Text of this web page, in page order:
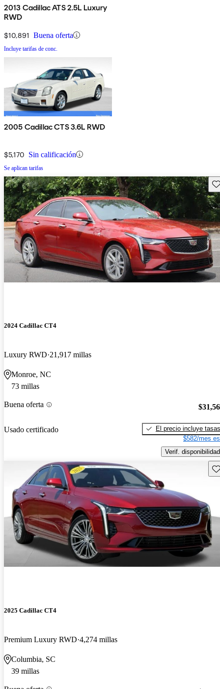
2013 Cadillac ATS 2.5L Luxury
RWD
$10,891 Buena oferta
Incluye tarifas de conc.
2005 Cadillac CTS 3.6L RWD
$5,170 Sin calificación
Se aplican tarifas
2024 Cadillac CT4
Luxury RWD 21,917 millas
Monroe, NC
73 millas
Buena oferta
Usado certificado
El precio incluye tasas
$582/mes
Verif. disponibilidad
2025 Cadillac CT4
Premium Luxury RWD 4,274 millas
Columbia, SC
39 millas